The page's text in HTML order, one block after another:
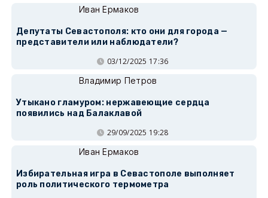
Иван Ермаков
Депутаты Севастополя: кто они для города —
представители или наблюдатели?
03/12/2025 17:36
Владимир Петров
Утыкано гламуром: нержавеющие сердца
появились над Балаклавой
29/09/2025 19:28
Иван Ермаков
Избирательная игра в Севастополе выполняет
роль политического термометра